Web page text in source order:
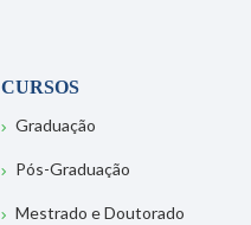
CURSOS
Graduação
Pós-Graduação
Mestrado e Doutorado